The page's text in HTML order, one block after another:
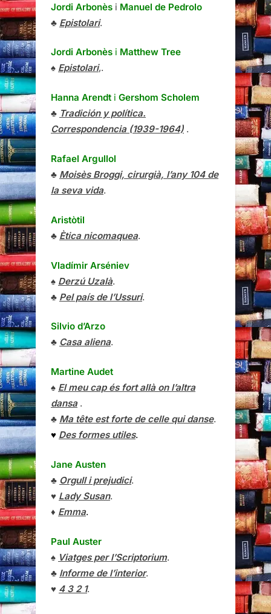
Jordi Arbonès i Manuel de Pedrolo
♣ Epistolari.
Jordi Arbonès i Matthew Tree
♠ Epistolari,.
Hanna Arendt i Gershom Scholem
♣ Tradición y política.
Correspondencia (1939-1964) .
Rafael Argullol
♣ Moisès Broggi, cirurgià, l’any 104 de
la seva vida.
Aristòtil
♣ Ètica nicomaquea.
Vladímir Arséniev
♠ Derzú Uzalà.
♣ Pel país de l’Ussuri.
Silvio d’Arzo
♣ Casa aliena.
Martine Audet
♠ El meu cap és fort allà on l’altra
dansa.
♣ Ma tête est forte de celle qui danse.
♥ Des formes utiles.
Jane Austen
♣ Orgull i prejudici.
♥ Lady Susan.
♦ Emma.
Paul Auster
♠ Viatges per l’Scriptorium.
♣ Informe de l’interior.
♥ 4 3 2 1.